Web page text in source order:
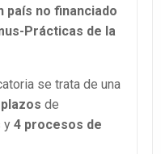
país no financiado
Prácticas de la
se trata de una
de
y 4 procesos de